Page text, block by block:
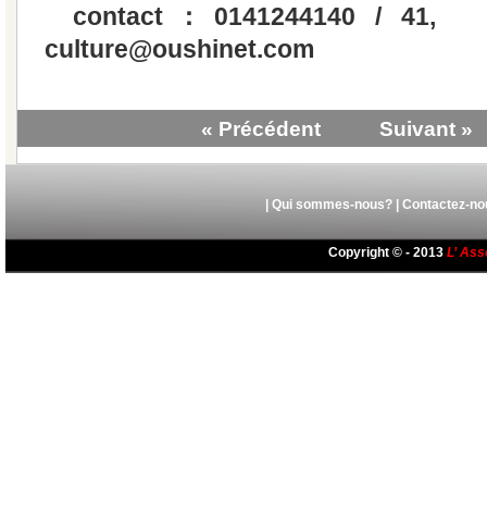
contact：0141244140
culture@oushinet.com
« Précédent Suivant »
| Qui sommes-nous?| Contactez-
Copyright © - 2013 L’